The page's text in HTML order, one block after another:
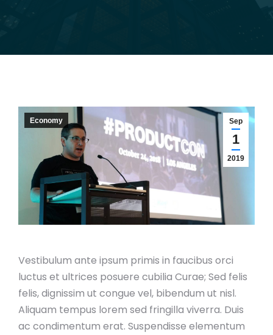
Sep
1
2019
Economy
Vestibulum ante ipsum primis in faucibus orci
luctus et ultrices posuere cubilia Curae; Sed felis
felis, dignissim ut congue vel, bibendum ut nisl.
Aliquam tempus lorem sed fringilla viverra. Duis
ac condimentum erat. Suspendisse elementum